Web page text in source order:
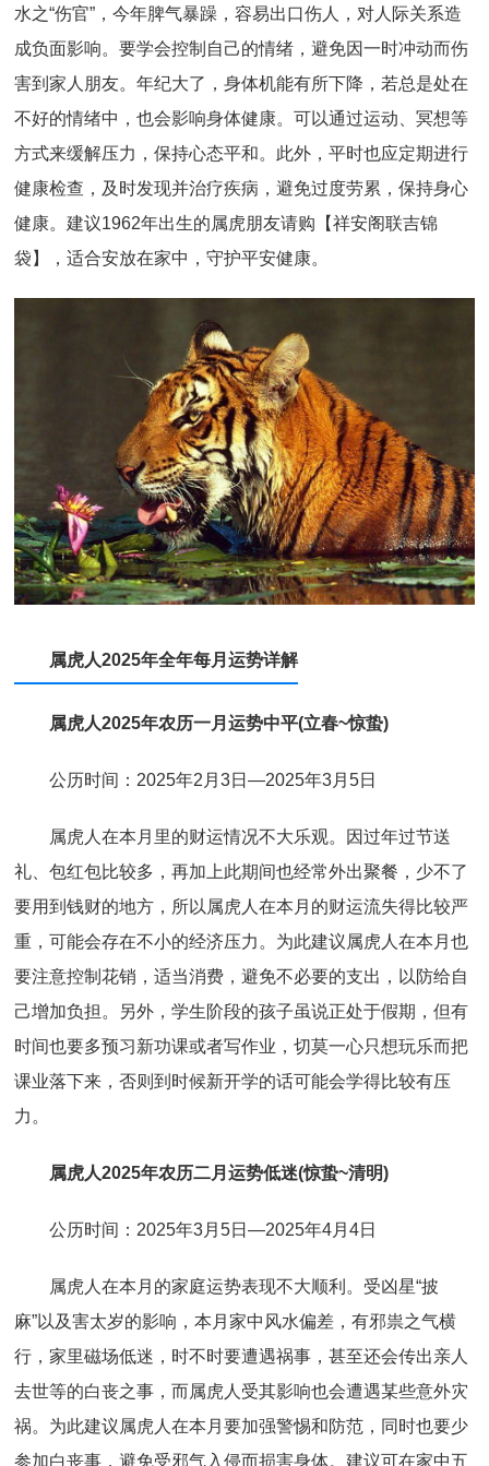
水之“伤官”，今年脾气暴躁，容易出口伤人，对人际关系造
成负面影响。要学会控制自己的情绪，避免因一时冲动而伤
害到家人朋友。年纪大了，身体机能有所下降，若总是处在
不好的情绪中，也会影响身体健康。可以通过运动、冥想等
方式来缓解压力，保持心态平和。此外，平时也应定期进行
健康检查，及时发现并治疗疾病，避免过度劳累，保持身心
健康。建议1962年出生的属虎朋友请购【祥安阁联吉锦
袋】，适合安放在家中，守护平安健康。
属虎人2025年全年每月运势详解
属虎人2025年农历一月运势中平(立春~惊蛰)
公历时间：2025年2月3日—2025年3月5日
属虎人在本月里的财运情况不大乐观。因过年过节送
礼、包红包比较多，再加上此期间也经常外出聚餐，少不了
要用到钱财的地方，所以属虎人在本月的财运流失得比较严
重，可能会存在不小的经济压力。为此建议属虎人在本月也
要注意控制花销，适当消费，避免不必要的支出，以防给自
己增加负担。另外，学生阶段的孩子虽说正处于假期，但有
时间也要多预习新功课或者写作业，切莫一心只想玩乐而把
课业落下来，否则到时候新开学的话可能会学得比较有压
力。
属虎人2025年农历二月运势低迷(惊蛰~清明)
公历时间：2025年3月5日—2025年4月4日
属虎人在本月的家庭运势表现不大顺利。受凶星“披
麻”以及害太岁的影响，本月家中风水偏差，有邪祟之气横
行，家里磁场低迷，时不时要遭遇祸事，甚至还会传出亲人
去世等的白丧之事，而属虎人受其影响也会遭遇某些意外灾
祸。为此建议属虎人在本月要加强警惕和防范，同时也要少
参加白丧事，避免受邪气入侵而损害身体。建议可在家中五